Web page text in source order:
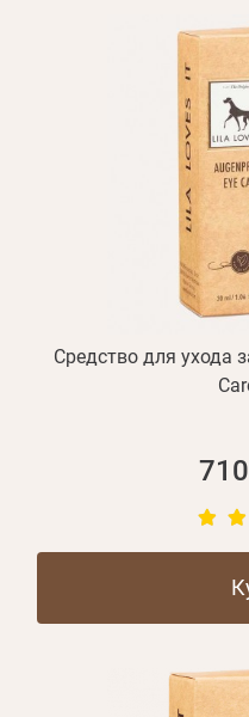
Средство для ухода